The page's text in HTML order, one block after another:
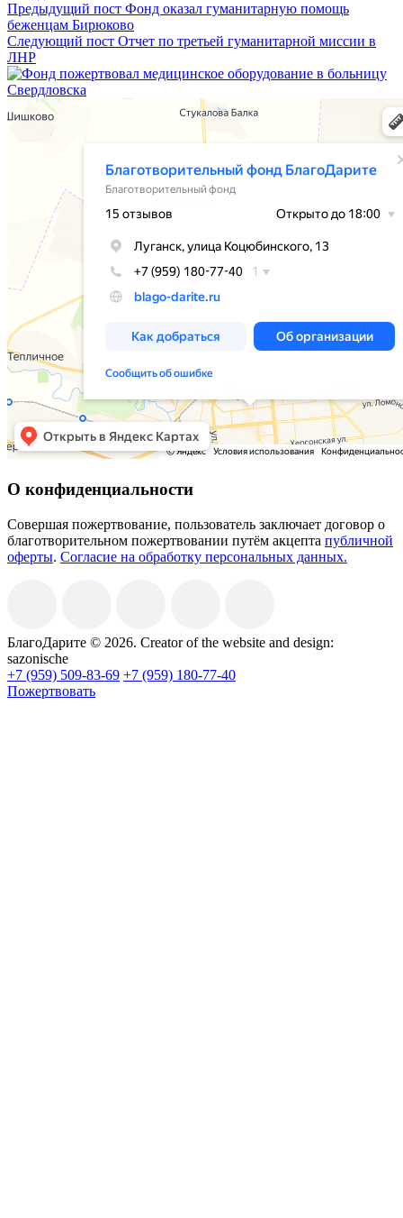
Предыдущий пост Фонд оказал гуманитарную помощь
беженцам Бирюково
Следующий пост Отчет по третьей гуманитарной миссии в
ЛНР
О конфиденциальности
Совершая пожертвование, пользователь заключает договор о
благотворительном пожертвовании путём акцепта публичной
оферты. Согласие на обработку персональных данных.
БлагоДарите © 2026. Creator of the website and design:
sazonische
+7 (959) 509-83-69 +7 (959) 180-77-40
Пожертвовать